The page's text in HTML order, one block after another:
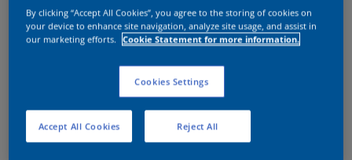
By clicking “Accept All Cookies”, you agree to the storing of cookies on
your device to enhance site navigation, analyze site usage, and assist in
our marketing efforts.
Cookie Statement for more information.
Cookies Settings
Reject All
Accept All Cookies